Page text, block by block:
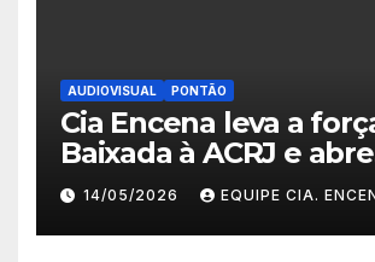
AUDIOVISUAL PONTÃO
Cia Encena leva a
Baixada à ACRJ e abre
inscrições para a 2ª
Fazendo Meu Primeiro
em Nova Iguaçu
14/05/2026 EQUIPE CIA.